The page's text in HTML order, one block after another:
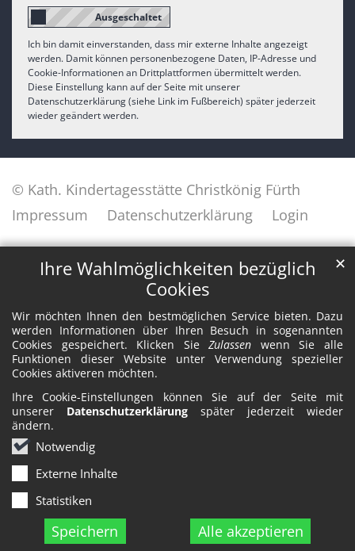
Ihre Wahlmöglichkeiten bezüglich
Cookies
Wir möchten Ihnen den bestmöglichen Service bieten. Dazu
werden Informationen über Ihren Besuch in sogenannten
Cookies gespeichert. Klicken SieZulassen wenn Sie alle
Funktionen dieser Website unter Verwendung spezieller
Cookies aktiveren möchten.
Ihre Cookie-Einstellungen können Sie auf der Seite mit
unserer Datenschutzerklärung später jederzeit wieder
ändern.
Notwendig
Externe Inhalte
Statistiken
Speichern Alle akzeptieren
✕
Ich bin damit einverstanden, dass mir externe Inhalte angezeigt
werden. Damit können personenbezogene Daten, IP-Adresse und
Cookie-Informationen an Drittplattformen übermittelt werden.
Diese Einstellung kann auf der Seite mit unserer
Datenschutzerklärung (siehe Link im Fußbereich) später jederzeit
wieder geändert werden.
© Kath. Kindertagesstätte Christkönig Fürth
Impressum
Datenschutzerklärung Login